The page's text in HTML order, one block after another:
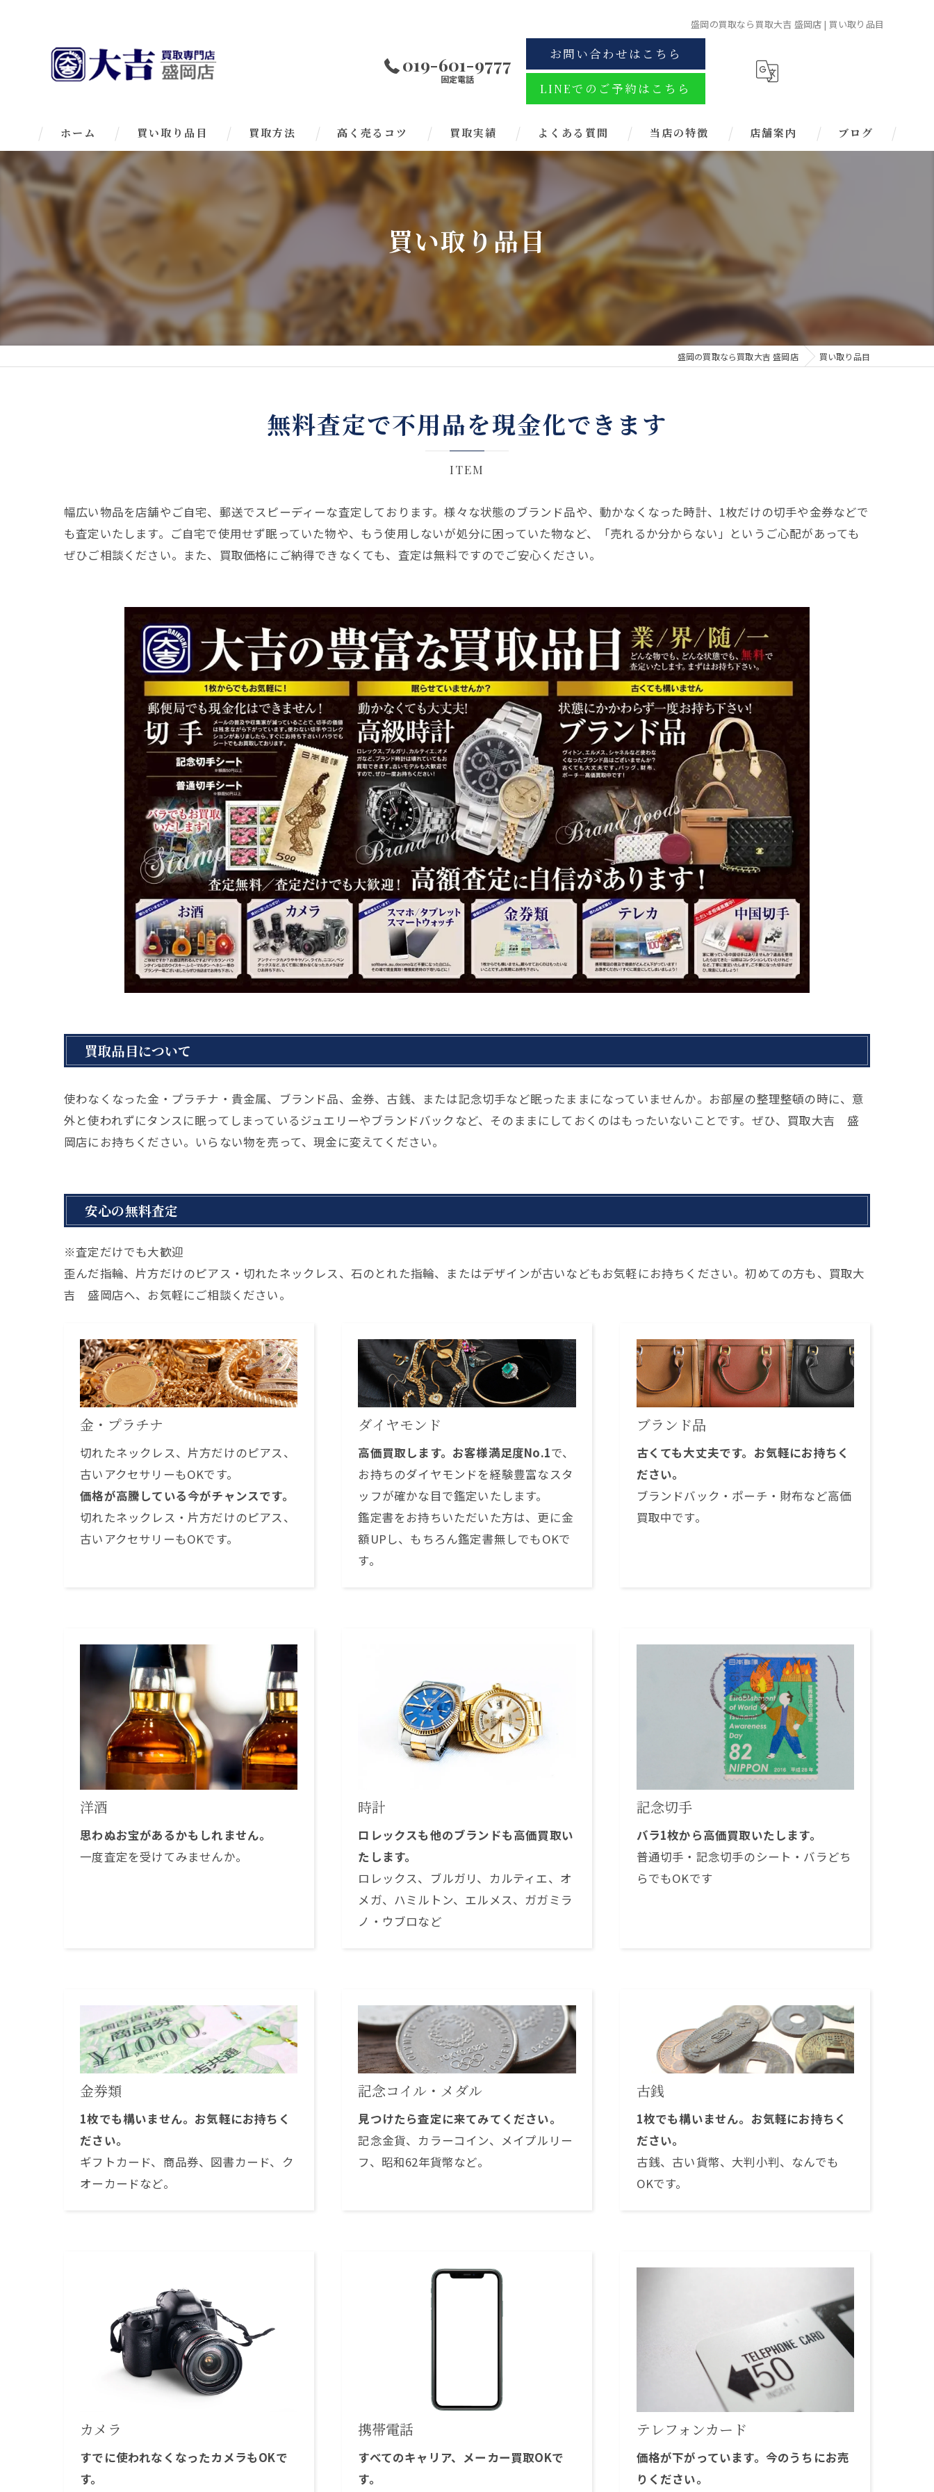
盛岡の買取なら買取大吉 盛岡店 | 買い取り品目
019-601-9777
固定電話
お問い合わせはこちら
LINEでのご予約はこちら
ホーム 買い取り品目 買取方法 高く売るコツ 買取実績 よくある質問 当店の特徴
金
ブランド
お酒
店舗案内 ブログ
買い取り品目
盛岡の買取なら買取大吉 盛岡店 買い取り品目
無料査定で不用品を現金化できます
ITEM
幅広い物品を店舗やご自宅、郵送でスピーディーな査定しております。様々な状態のブランド品や、動かなくなった時計、1枚だけの切手や金券などで
も査定いたします。ご自宅で使用せず眠っていた物や、もう使用しないが処分に困っていた物など、「売れるか分からない」というご心配があっても
ぜひご相談ください。また、買取価格にご納得できなくても、査定は無料ですのでご安心ください。
買取品目について
使わなくなった金・プラチナ・貴金属、ブランド品、金券、古銭、または記念切手など眠ったままになっていませんか。お部屋の整理整頓の時に、意
外と使われずにタンスに眠ってしまっているジュエリーやブランドバックなど、そのままにしておくのはもったいないことです。ぜひ、買取大吉 盛
岡店にお持ちください。いらない物を売って、現金に変えてください。
安心の無料査定
※査定だけでも大歓迎
歪んだ指輪、片方だけのピアス・切れたネックレス、石のとれた指輪、またはデザインが古いなどもお気軽にお持ちください。初めての方も、買取大
吉 盛岡店へ、お気軽にご相談ください。
金・プラチナ
切れたネックレス、片方だけのピアス、
古いアクセサリーもOKです。
価格が高騰している今がチャンスです。
切れたネックレス・片方だけのピアス、
古いアクセサリーもOKです。
ダイヤモンド
高価買取します。お客様満足度No.1で、
お持ちのダイヤモンドを経験豊富なスタ
ッフが確かな目で鑑定いたします。
鑑定書をお持ちいただいた方は、更に金
額UPし、もちろん鑑定書無しでもOKで
す。
ブランド品
古くても大丈夫です。お気軽にお持ちく
ださい。
ブランドバック・ポーチ・財布など高価
買取中です。
洋酒
思わぬお宝があるかもしれません。
一度査定を受けてみませんか。
時計
ロレックスも他のブランドも高価買取い
たします。
ロレックス、ブルガリ、カルティエ、オ
メガ、ハミルトン、エルメス、ガガミラ
ノ・ウブロなど
記念切手
バラ1枚から高価買取いたします。
普通切手・記念切手のシート・バラどち
らでもOKです
金券類
1枚でも構いません。お気軽にお持ちく
ださい。
ギフトカード、商品券、図書カード、ク
オーカードなど。
記念コイル・メダル
見つけたら査定に来てみてください。
記念金貨、カラーコイン、メイプルリー
フ、昭和62年貨幣など。
古銭
1枚でも構いません。お気軽にお持ちく
ださい。
古銭、古い貨幣、大判小判、なんでも
OKです。
カメラ
すでに使われなくなったカメラもOKで
す。
携帯電話
すべてのキャリア、メーカー買取OKで
す。
テレフォンカード
価格が下がっています。今のうちにお売
りください。